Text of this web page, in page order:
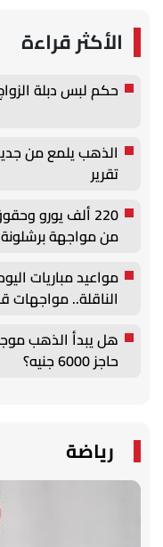
الأكثر قراءة
حكم لبس دبلة
تقرير
220 ألف يورو
من مواجهة
الناقلة.. مواجهات
حاجز 6000 جنيه؟
رياضة